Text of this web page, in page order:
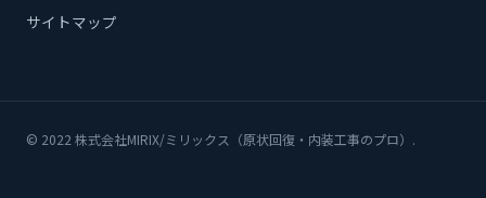
サイトマップ
© 2022 株式会社MIRIX/ミリックス（原状回復・内装工事のプロ）.